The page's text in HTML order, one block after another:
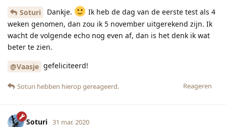
Soturi Dankje.
Ik heb de dag van de eerste test als 4
weken genomen, dan zou ik 5 november uitgerekend zijn. Ik
wacht de volgende echo nog even af, dan is het denk ik wat
beter te zien.
@Vaasje gefeliciteerd!
Reageren
Soturi hebben hierop gereageerd.
Soturi 31 mar. 2020